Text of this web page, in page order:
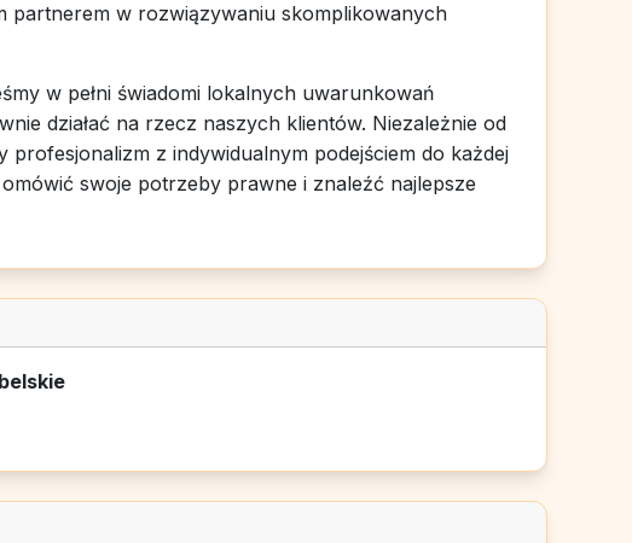
partnerem w rozwiązywaniu skomplikowanych
w pełni świadomi lokalnych uwarunkowań
działać na rzecz naszych klientów. Niezależnie od
profesjonalizm z indywidualnym podejściem do każdej
swoje potrzeby prawne i znaleźć najlepsze